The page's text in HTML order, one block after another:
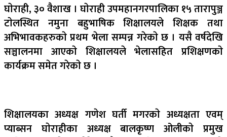
घाेराही, ३० वैशाख । घाेराही उपमहानगरपालिका १५ तारापुञ्ज
टाेलस्थित नमुना बहुभाषिक शिक्षालयले शिक्षक तथा
अभिभावकहरुकाे प्रथम भेला सम्पन्न गरेकाे छ । यसै वर्षदेखि
सञ्चालनमा आएकाे शिक्षालयले भेलासहित प्रशिक्षणकाे
कार्यक्रम समेत गरेकाे छ ।
शिक्षालयका अध्यक्ष गणेश घर्ती मगरकाे अध्यक्षता एवम्
प्याब्सन घाेराहीका अध्यक्ष बालकृष्ण ओलीकाे प्रमुख